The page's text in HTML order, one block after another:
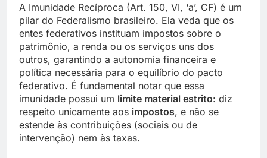
A Imunidade Recíproca (Art. 150, VI, ‘a’, CF) é um
pilar do Federalismo brasileiro. Ela veda que os
entes federativos instituam impostos sobre o
patrimônio, a renda ou os serviços uns dos
outros, garantindo a autonomia financeira e
política necessária para o equilíbrio do pacto
federativo. É fundamental notar que essa
imunidade possui um limite material estrito: diz
respeito unicamente aos impostos, e não se
estende às contribuições (sociais ou de
intervenção) nem às taxas.